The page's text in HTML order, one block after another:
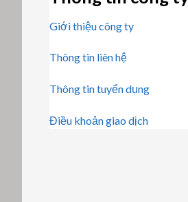
Giới thiệu công ty
Thông tin liên hệ
Thông tin tuyển dụng
Điều khoản giao dịch